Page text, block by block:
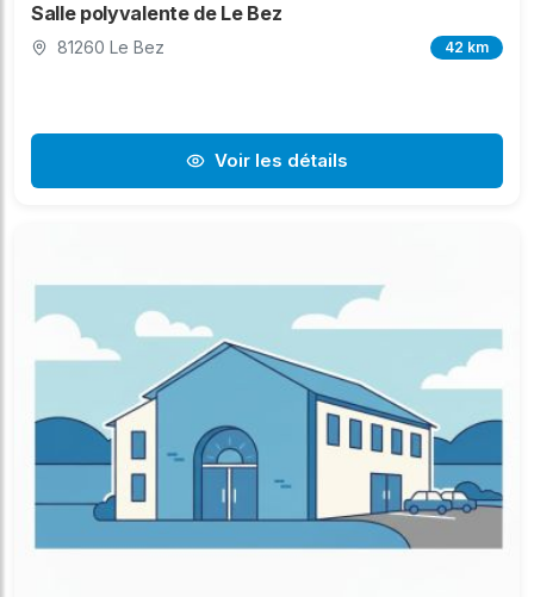
Salle polyvalente de Le Bez
81260 Le Bez 42 km
Voir les détails